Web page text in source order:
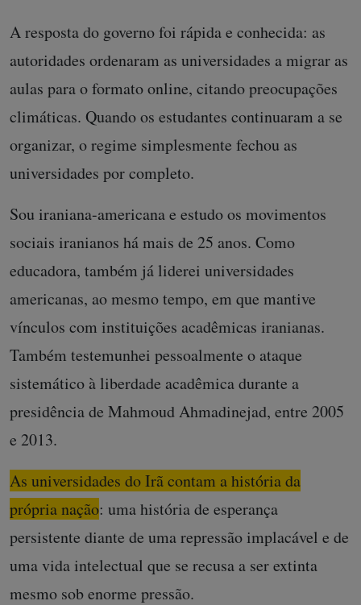
A resposta do governo foi rápida e conhecida: as
autoridades ordenaram as universidades a migrar as
aulas para o formato online, citando preocupações
climáticas. Quando os estudantes continuaram a se
organizar, o regime simplesmente fechou as
universidades por completo.
Sou iraniana-americana e estudo os movimentos
sociais iranianos há mais de 25 anos. Como
educadora, também já liderei universidades
americanas, ao mesmo tempo, em que mantive
vínculos com instituições acadêmicas iranianas.
Também testemunhei pessoalmente o ataque
sistemático à liberdade acadêmica durante a
presidência de Mahmoud Ahmadinejad, entre 2005
e 2013.
As universidades do Irã contam a história da
própria nação: uma história de esperança
persistente diante de uma repressão implacável e de
uma vida intelectual que se recusa a ser extinta
mesmo sob enorme pressão.